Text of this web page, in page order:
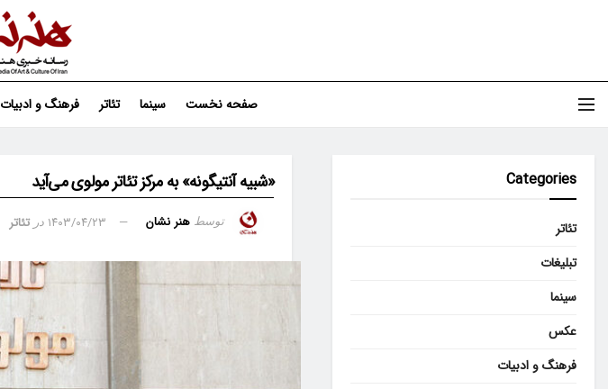
صفحه نخست سینما تئاتر فرهنگ و ادبیات
«شبیه آنتیگونه» به مرکز تئاتر مولوی می‌آید
توسط هنر نشان ۱۴۰۳/۰۴/۲۳ در تئاتر
Categories
تئاتر
تبلیغات
سینما
عکس
فرهنگ و ادبیات